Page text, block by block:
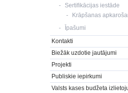
Sertifikācijas iestāde
Krāpšanas
Īpašumi
Kontakti
Biežāk uzdotie jautājumi
Projekti
Publiskie iepirkumi
Valsts kases budžeta